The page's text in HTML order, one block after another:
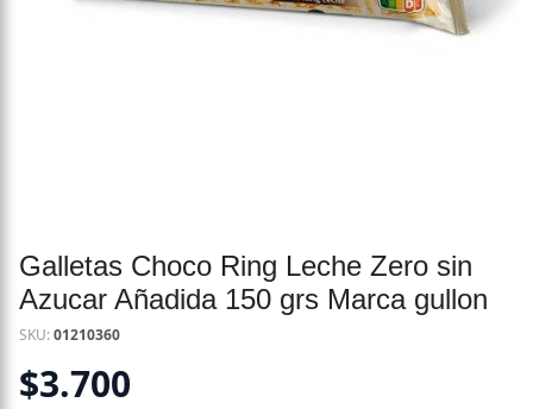
Galletas Choco Ring Leche Zero sin
Azucar Añadida 150 grs Marca gullon
SKU:01210360
$3.700